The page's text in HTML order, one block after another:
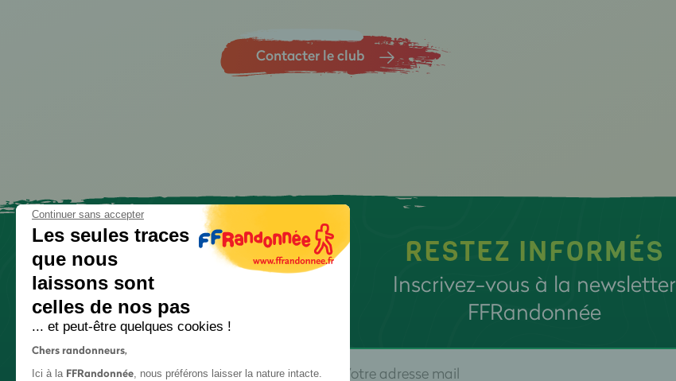
Contacter le club
RESTEZ INFORMÉS
Inscrivez-vous à la newsletter
FFRandonnée
Continuer sans accepter
Les seules traces
que nous
laissons sont
celles de nos pas
... et peut-être quelques cookies !
Chers randonneurs,
Ici à la FFRandonnée, nous préférons laisser la nature intacte.